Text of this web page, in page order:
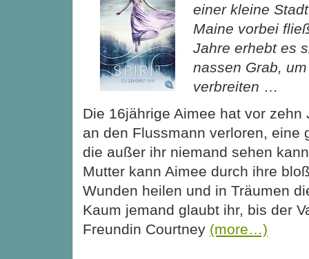
einer kleine
Maine vorbei
Jahre erhebt es
nassen Grab,
verbreiten …
Die 16jährige Aimee hat vor zehn
an den Flussmann verloren, eine
die außer ihr niemand sehen
Mutter kann Aimee durch ihre
Wunden heilen und in Träumen
Kaum jemand glaubt ihr, bis der
Freundin Courtney (more…)